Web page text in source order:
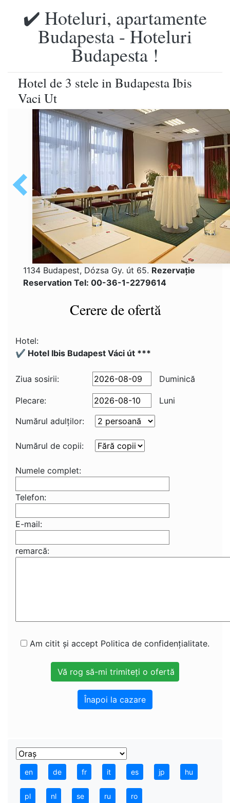
✔️ Hoteluri, apartamente
Budapesta - Hoteluri
Budapesta !
Hotel de 3 stele in Budapesta Ibis
Vaci Ut
1134 Budapest, Dózsa Gy. út 65. Rezervaţie
Reservation Tel: 00-36-1-2279614
Cerere de ofertă
Hotel:
✔️ Hotel Ibis Budapest Váci út ***
Ziua sosirii: Duminică
Plecare:
Luni
Numărul adulţilor:
Numărul de copii:
Numele complet:
Telefon:
E-mail:
remarcă:
Am citit și accept Politica de confidențialitate.
Înapoi la cazare
en de fr it es jp hu
pl nl se ru ro